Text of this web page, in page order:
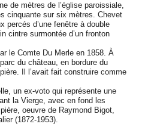
de mètres de l’église paroissiale,
cinquante sur six mètres. Chevet
percés d’une fenêtre à double
cintre surmontée d’un fronton
le Comte Du Merle en 1858. À
du château, en bordure du
Il l’avait fait construire comme
un ex-voto qui représente une
la Vierge, avec en fond les
oeuvre de Raymond Bigot,
(1872-1953).